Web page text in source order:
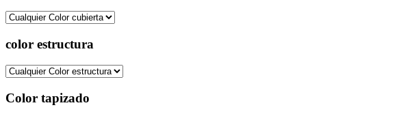
color estructura
Color tapizado